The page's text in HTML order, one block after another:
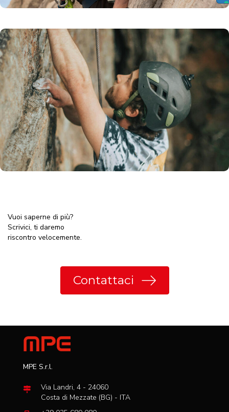
Vuoi saperne di più?
Scrivici, ti daremo
riscontro velocemente.
Contattaci
MPE S.r.l.
Via Landri, 4 - 24060
Costa di Mezzate (BG) - ITA